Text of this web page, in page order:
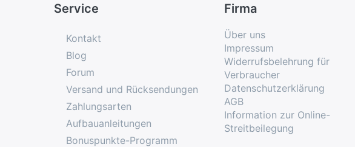
Service
Kontakt
Blog
Forum
Versand und Rücksendungen
Zahlungsarten
Aufbauanleitungen
Bonuspunkte-Programm
Firma
Über uns
Impressum
Widerrufsbelehrung für
Verbraucher
Datenschutzerklärung
AGB
Information zur Online-
Streitbeilegung